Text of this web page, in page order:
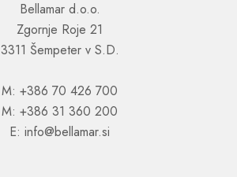
Bellamar d.o.o.
Zgornje Roje 21
3311 Šempeter v S.D.
M: +386 70 426 700
M: +386 31 360 200
E: info@bellamar.si